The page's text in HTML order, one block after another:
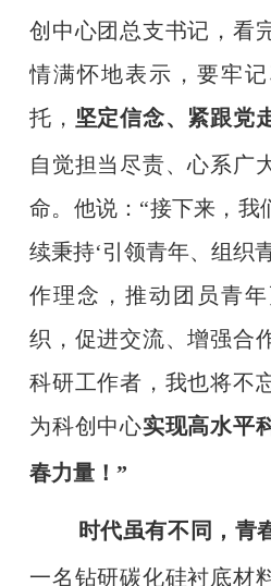
创中心团总支书记，看
情满怀地表示，要牢
托， 坚定信念、紧跟党
自觉担当尽责、心系广
命。他说： “接下来，我
续秉持‘引领青年、组织
作理念，推动团员青
织，促进交流、增强合
科研工作者，我也将不
为科创中心实现高水平
春力量！ ”
时代虽有不同，青
一名钻研碳化硅衬底材